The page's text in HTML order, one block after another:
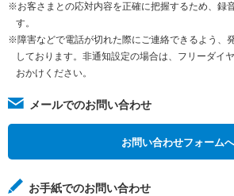
※お客さまとの応対内容を正確に把握するため、録
す。
※障害などで電話が切れた際にご連絡できるよう、
しております。非通知設定の場合は、フリーダイ
おかけください。
メールでのお問い合わせ
お問い合わせフォームへ
お手紙でのお問い合わせ